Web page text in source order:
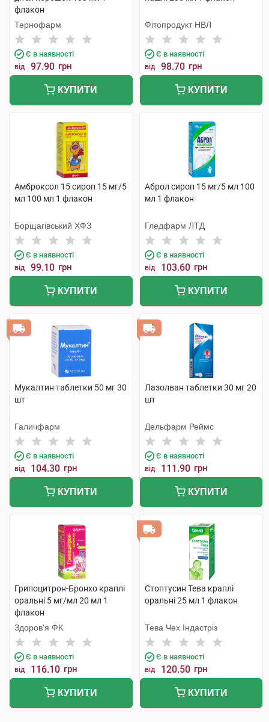
флакон
Тернофарм
Є в наявності
від 97.90 грн
КУПИТИ
Фітопродукт НВЛ
Є в наявності
від 98.70 грн
КУПИТИ
Амброксол 15 сироп 15 мг/5
мл 100 мл 1 флакон
Борщагівський ХФЗ
Є в наявності
від 99.10 грн
КУПИТИ
Аброл сироп 15 мг/5 мл 100
мл 1 флакон
Гледфарм ЛТД
Є в наявності
від 103.60 грн
КУПИТИ
Мукалтин таблетки 50 мг 30
шт
Галичфарм
Є в наявності
від 104.30 грн
КУПИТИ
Лазолван таблетки 30 мг 20
шт
Дельфарм Реймс
Є в наявності
від 111.90 грн
КУПИТИ
Грипоцитрон-Бронхо краплі
оральні 5 мг/мл 20 мл 1
флакон
Здоров'я ФК
Є в наявності
від 116.10 грн
КУПИТИ
Стоптусин Тева краплі
оральні 25 мл 1 флакон
Тева Чех Індастріз
Є в наявності
від 120.50 грн
КУПИТИ